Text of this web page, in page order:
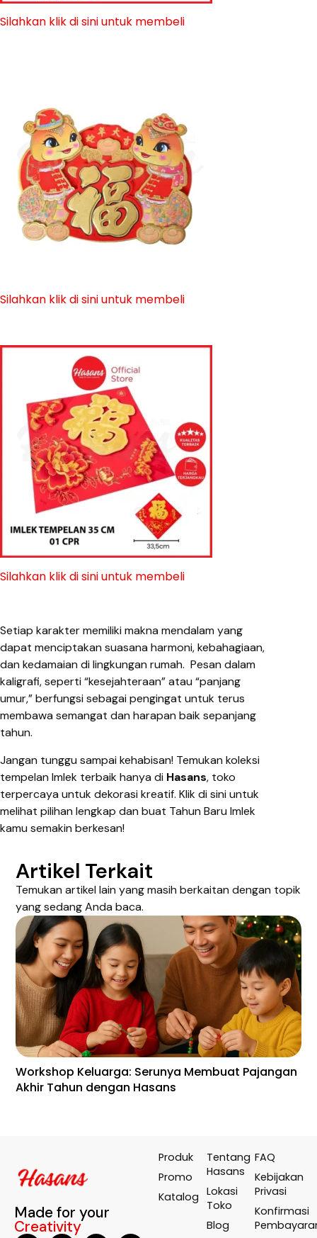
Silahkan klik di sini untuk membeli
Silahkan klik di sini untuk membeli
Silahkan klik di sini untuk membeli
Setiap karakter memiliki makna mendalam yang
dapat menciptakan suasana harmoni, kebahagiaan,
dan kedamaian di lingkungan rumah. Pesan dalam
kaligrafi, seperti “kesejahteraan” atau “panjang
umur,” berfungsi sebagai pengingat untuk terus
membawa semangat dan harapan baik sepanjang
tahun.
Jangan tunggu sampai kehabisan! Temukan koleksi
tempelan Imlek terbaik hanya di Hasans, toko
terpercaya untuk dekorasi kreatif. Klik di sini untuk
melihat pilihan lengkap dan buat Tahun Baru Imlek
kamu semakin berkesan!
Artikel Terkait
Temukan artikel lain yang masih berkaitan dengan topik
yang sedang Anda baca.
Workshop Keluarga: Serunya Membuat Pajangan
Akhir Tahun dengan Hasans
Made for your
Creativity
Produk
Promo
Katalog
Tentang
Hasans
Lokasi
Toko
Blog
FAQ
Kebijakan
Privasi
Konfirmasi